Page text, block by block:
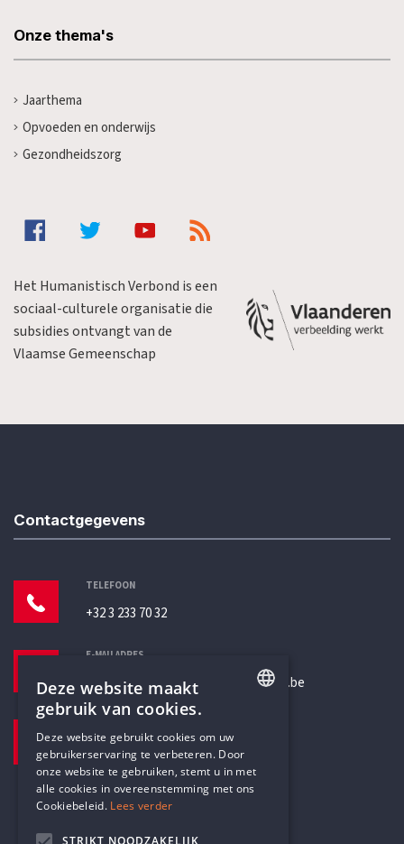
Onze thema's
Jaarthema
Opvoeden en onderwijs
Gezondheidszorg
Het Humanistisch Verbond is een
sociaal-culturele organisatie die
subsidies ontvangt van de
Vlaamse Gemeenschap
Contactgegevens
TELEFOON
+32 3 233 70 32
E-MAILADRES
secretariaat@humanistischverbond.be
Pottenbrug 4
Antwerpen, 2000
DUTCH
Deze website maakt
gebruik van cookies.
Deze website gebruikt cookies om uw
gebruikerservaring te verbeteren. Door
onze website te gebruiken, stemt u in met
alle cookies in overeenstemming met ons
Cookiebeleid. Lees verder
STRIKT NOODZAKELIJK